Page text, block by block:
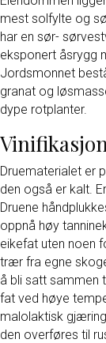
mest solfylte og
har en sør-
eksponert åsrygg
Jordsmonnet
granat og
dype rotplanter.
Druematerialet er
den også er kalt.
Druene
oppnå høy
eikefat uten noen
trær fra egne
å bli satt sammen
fat ved høye
malolaktisk
den overføres til